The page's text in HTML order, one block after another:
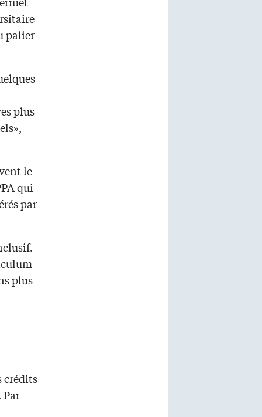
palier
plus
le
qui
par
plus
crédits
Par